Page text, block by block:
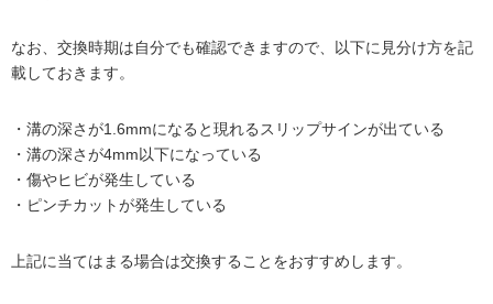
なお、交換時期は自分でも確認できますので、以下に見分け方を記
載しておきます。
・溝の深さが1.6mmになると現れるスリップサインが出ている
・溝の深さが4mm以下になっている
・傷やヒビが発生している
・ピンチカットが発生している
上記に当てはまる場合は交換することをおすすめします。